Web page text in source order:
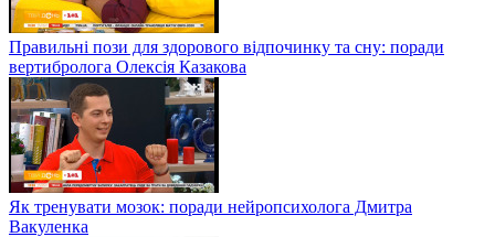
Правильні пози для здорового відпочинку та сну: поради
вертибролога Олексія Казакова
Як тренувати мозок: поради нейропсихолога Дмитра
Вакуленка